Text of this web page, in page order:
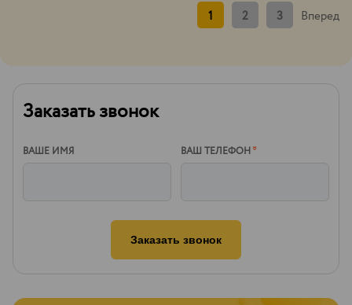
1 2 3 Вперед
Заказать звонок
ВАШЕ ИМЯ ВАШ ТЕЛЕФОН*
Заказать звонок